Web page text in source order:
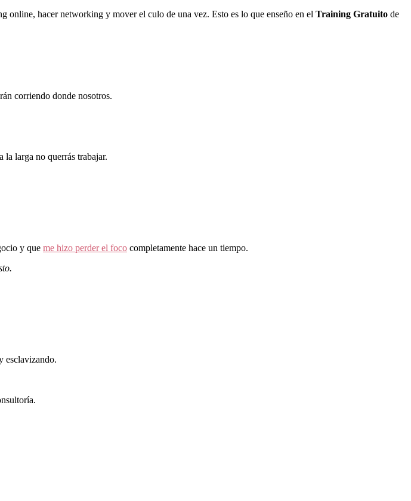
online, hacer networking y mover el culo de una vez. Esto es lo que enseño en el Training Gratuito de
corriendo donde nosotros.
la larga no querrás trabajar.
y que me hizo perder el foco completamente hace un tiempo.
esclavizando.